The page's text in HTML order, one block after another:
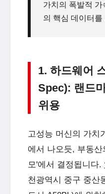
가치의 폭발적
의 핵심 데이터를
1. 하드웨어
Spec): 랜드
위용
고성능 머신의 가치
에서 나오듯, 부동
모'에서 결정됩니다.
천광역시 중구 중산